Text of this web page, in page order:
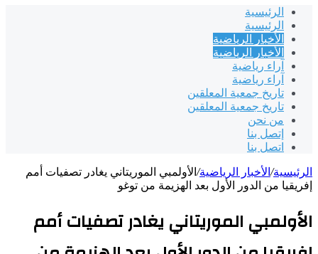
الرئيسية
الرئيسية
الأخبار الرياضية
الأخبار الرياضية
آراء رياضية
آراء رياضية
تاريخ جمعية المعلقين
تاريخ جمعية المعلقين
من نحن
إتصل بنا
اتصل بنا
الرئيسية/ الأخبار الرياضية/ الأولمبي الموريتاني يغادر تصفيات أمم
إفريقيا من الدور الأول بعد الهزيمة من توغو
الأولمبي الموريتاني يغادر تصفيات أمم